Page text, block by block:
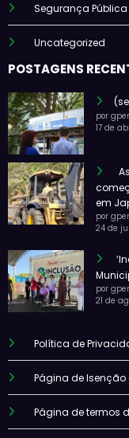
Segurança Pública
Uncategorized
POSTAGENS
por
17 de
em
por
24 de
por
21 de
Política de
Página de
Página de termos